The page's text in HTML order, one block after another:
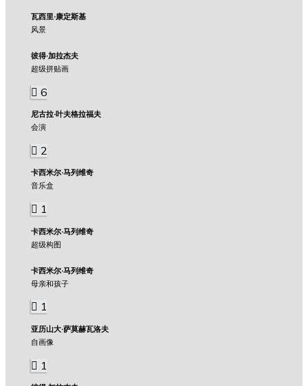
瓦西里·康定斯基
风景
彼得·加拉杰夫
超级拼贴画
6
尼古拉·叶夫格拉福夫
会演
2
卡西米尔·马列维奇
音乐盒
1
卡西米尔·马列维奇
超级构图
卡西米尔·马列维奇
母亲和孩子
1
亚历山大·萨莫赫瓦洛夫
自画像
1